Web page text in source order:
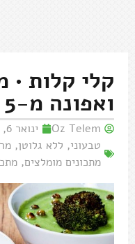
קלי קלות •
ואפונה מ-5 מרכיבים בלבד
Oz Telem ינואר 6, 2015
טבעוני, ללא גלוטן,
מתכונים מומלצים,